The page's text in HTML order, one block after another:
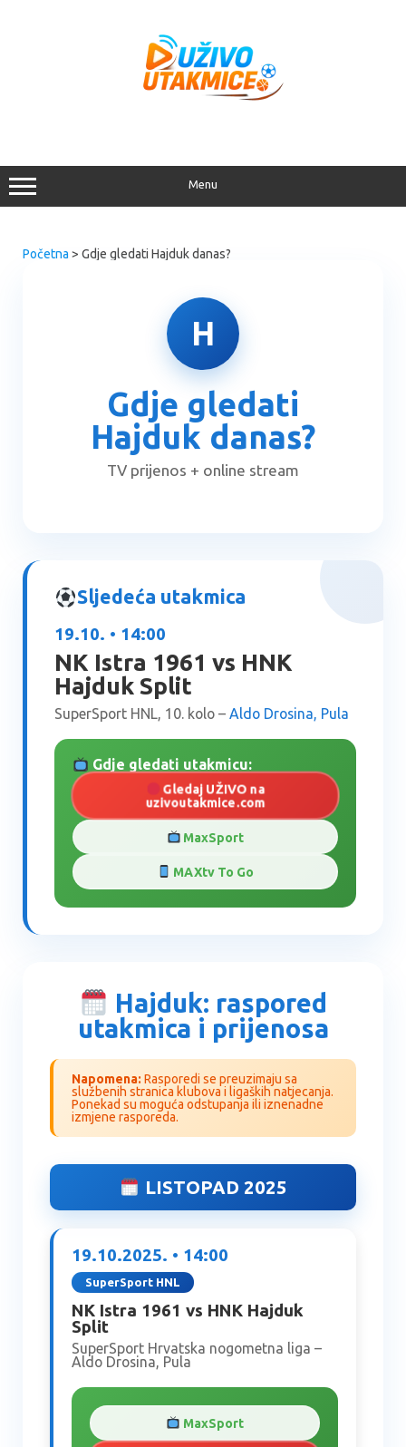
Menu
Početna > Gdje gledati Hajduk danas?
H
Gdje gledati
Hajduk danas?
TV prijenos + online stream
Sljedeća utakmica
19.10. • 14:00
NK Istra 1961 vs HNK
Hajduk Split
SuperSport HNL, 10. kolo – Aldo Drosina, Pula
Gdje gledati utakmicu:
Gledaj UŽIVO na
uzivoutakmice.com
MaxSport
MAXtv To Go
Hajduk: raspored
utakmica i prijenosa
Napomena: Rasporedi se preuzimaju sa
službenih stranica klubova i ligaških natjecanja.
Ponekad su moguća odstupanja ili iznenadne
izmjene rasporeda.
LISTOPAD 2025
19.10.2025. • 14:00
SuperSport HNL
NK Istra 1961 vs HNK Hajduk
Split
SuperSport Hrvatska nogometna liga –
Aldo Drosina, Pula
MaxSport